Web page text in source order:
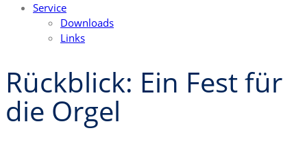
Service
Downloads
Links
Rückblick: Ein Fest für
die Orgel